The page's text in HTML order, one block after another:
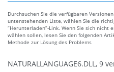
Durchsuchen Sie die verfügbaren
untenstehenden Liste, wählen Sie die
“Herunterladen”-Link. Wenn Sie sich nicht
wählen sollen, lesen Sie den folgenden
Methode zur Lösung des Problems
NATURALLANGUAGE6.DLL, 9